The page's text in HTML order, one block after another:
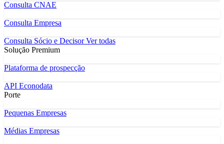
Consulta CNAE
Consulta Empresa
Consulta Sócio e DecisorVer todas
Solução Premium
Plataforma de prospecção
API Econodata
Porte
Pequenas Empresas
Médias Empresas